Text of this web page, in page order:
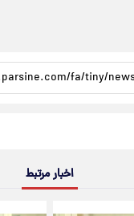
اخبار مرتبط